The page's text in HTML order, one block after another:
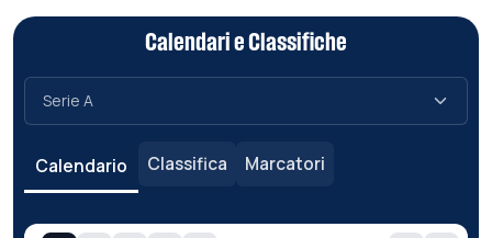
Calendari e Classifiche
Calendario Classifica Marcatori